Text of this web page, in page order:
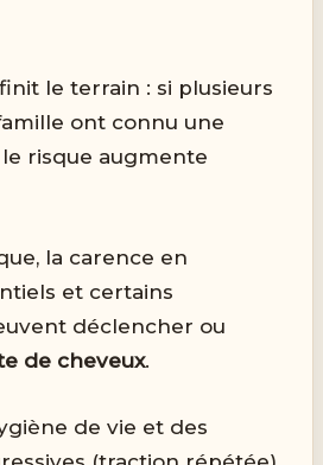
le terrain : si plusieurs
ont connu une
risque augmente
la carence en
et certains
déclencher ou
de cheveux.
de vie et des